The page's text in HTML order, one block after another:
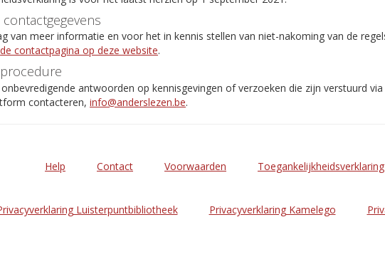
van meer informatie en voor het in kennis stellen van niet-nakoming van de
de contactpagina op deze website.
antwoorden op kennisgevingen of verzoeken die zijn verstuurd
contacteren, info@anderslezen.be.
Help Contact Voorwaarden Toegankelijkheidsverklaring
Luisterpuntbibliotheek Privacyverklaring Kamelego